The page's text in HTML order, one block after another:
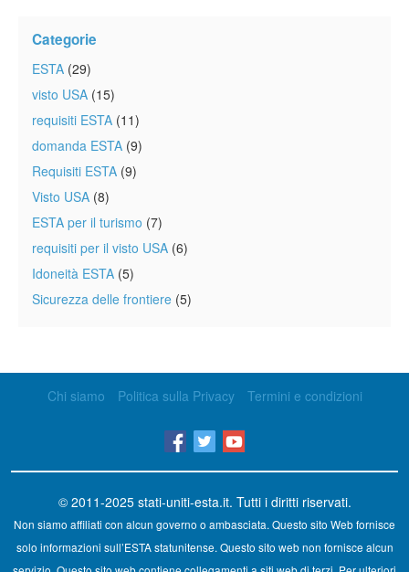
Categorie
ESTA (29)
visto USA (15)
requisiti ESTA (11)
domanda ESTA (9)
Requisiti ESTA (9)
Visto USA (8)
ESTA per il turismo (7)
requisiti per il visto USA (6)
Idoneità ESTA (5)
Sicurezza delle frontiere (5)
Chi siamo Politica sulla Privacy Termini e condizioni
© 2011-2025 stati-uniti-esta.it. Tutti i diritti riservati.
Non siamo affiliati con alcun governo o ambasciata. Questo sito Web fornisce
solo informazioni sull’ESTA statunitense. Questo sito web non fornisce alcun